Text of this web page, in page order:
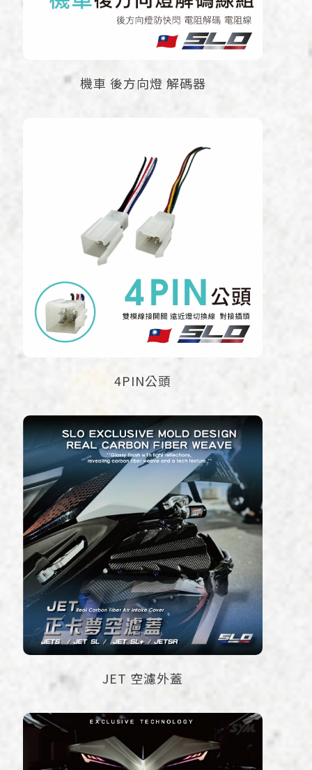
機車 後方向燈 解碼器
4PIN公頭
JET 空濾外蓋